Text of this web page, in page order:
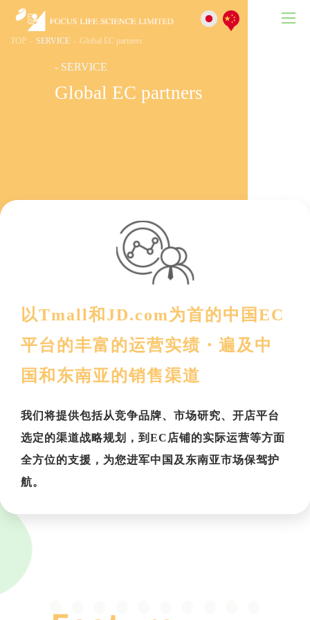
TOP - SERVICE - Global EC partners
JapaneseChinese
- SERVICE
Global EC partners
以Tmall和JD.com为首的中国EC
平台的丰富的运营实绩・遍及中
国和东南亚的销售渠道
我们将提供包括从竞争品牌、市场研究、开店平台
选定的渠道战略规划，到EC店铺的实际运营等方面
全方位的支援，为您进军中国及东南亚市场保驾护
航。